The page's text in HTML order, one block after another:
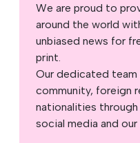
We are proud to
around the world
unbiased news for
print.
Our dedicated
community, foreign
nationalities
social media and